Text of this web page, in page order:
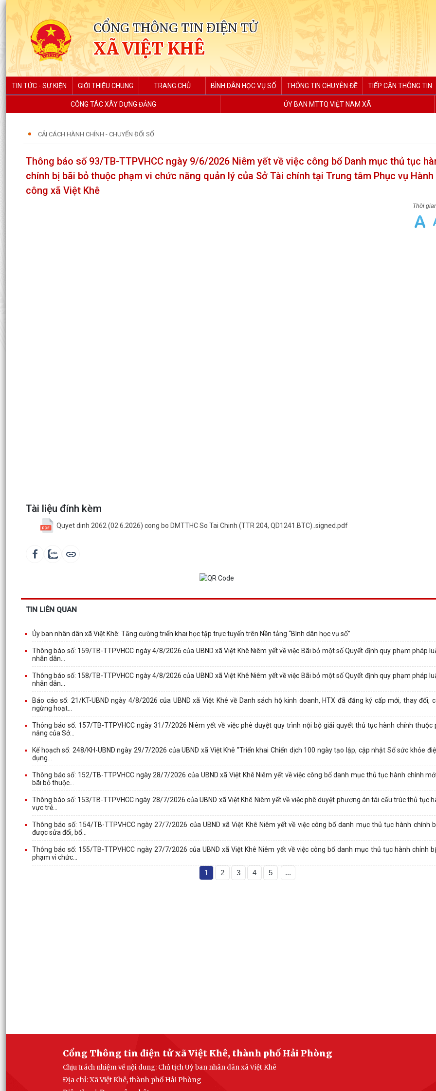
CỔNG THÔNG TIN ĐIỆN TỬ
XÃ VIỆT KHÊ
TIN TỨC - SỰ KIỆN GIỚI THIỆU CHUNG TRANG CHỦ BÌNH DÂN HỌC VỤ SỐ THÔNG TIN CHUYÊN ĐỀ TIẾP CẬN THÔNG TIN
CÔNG TÁC XÂY DỰNG ĐẢNG ỦY BAN MTTQ VIỆT NAM XÃ
CẢI CÁCH HÀNH CHÍNH - CHUYỂN ĐỔI SỐ
Thông báo số 93/TB-TTPVHCC ngày 9/6/2026 Niêm yết về việc công bố Danh mục thủ tục
chính bị bãi bỏ thuộc phạm vi chức năng quản lý của Sở Tài chính tại Trung tâm Phục vụ Hành
công xã Việt Khê
Tài liệu đính kèm
Quyet dinh 2062 (02.6.2026) cong bo DMTTHC So Tai Chinh (TTR 204, QD1241.BTC)..signed.pdf
TIN LIÊN QUAN
Ủy ban nhân dân xã Việt Khê: Tăng cường triển khai học tập trực tuyến trên Nền tảng “Bình dân học vụ số”
Thông báo số: 159/TB-TTPVHCC ngày 4/8/2026 của UBND xã Việt Khê Niêm yết về việc Bãi bỏ một số Quyết định quy phạm pháp
nhân dân...
Thông báo số: 158/TB-TTPVHCC ngày 4/8/2026 của UBND xã Việt Khê Niêm yết về việc Bãi bỏ một số Quyết định quy phạm pháp
nhân dân...
Báo cáo số: 21/KT-UBND ngày 4/8/2026 của UBND xã Việt Khê về Danh sách hộ kinh doanh, HTX đã đăng ký cấp mới, thay đổi,
ngừng hoạt...
Thông báo số: 157/TB-TTPVHCC ngày 31/7/2026 Niêm yết về việc phê duyệt quy trình nội bộ giải quyết thủ tục hành chính thuộc
năng của Sở...
Kế hoạch số: 248/KH-UBND ngày 29/7/2026 của UBND xã Việt Khê "Triển khai Chiến dịch 100 ngày tạo lập, cập nhật Sổ sức khỏe
dụng...
Thông báo số: 152/TB-TTPVHCC ngày 28/7/2026 của UBND xã Việt Khê Niêm yết về việc công bố danh mục thủ tục hành chính
bãi bỏ thuộc...
Thông báo số: 153/TB-TTPVHCC ngày 28/7/2026 của UBND xã Việt Khê Niêm yết về việc phê duyệt phương án tái cấu trúc thủ tục
vực trẻ...
Thông báo số: 154/TB-TTPVHCC ngày 27/7/2026 của UBND xã Việt Khê Niêm yết về việc công bố danh mục thủ tục hành chính
được sửa đổi, bổ...
Thông báo số: 155/TB-TTPVHCC ngày 27/7/2026 của UBND xã Việt Khê Niêm yết về việc công bố danh mục thủ tục hành chính
phạm vi chức...
1 2 3 4 5 ...
Cổng Thông tin điện tử xã Việt Khê, thành phố Hải Phòng
Chịu trách nhiệm về nội dung: Chủ tịch Uỷ ban nhân dân xã Việt Khê
Địa chỉ: Xã Việt Khê, thành phố Hải Phòng